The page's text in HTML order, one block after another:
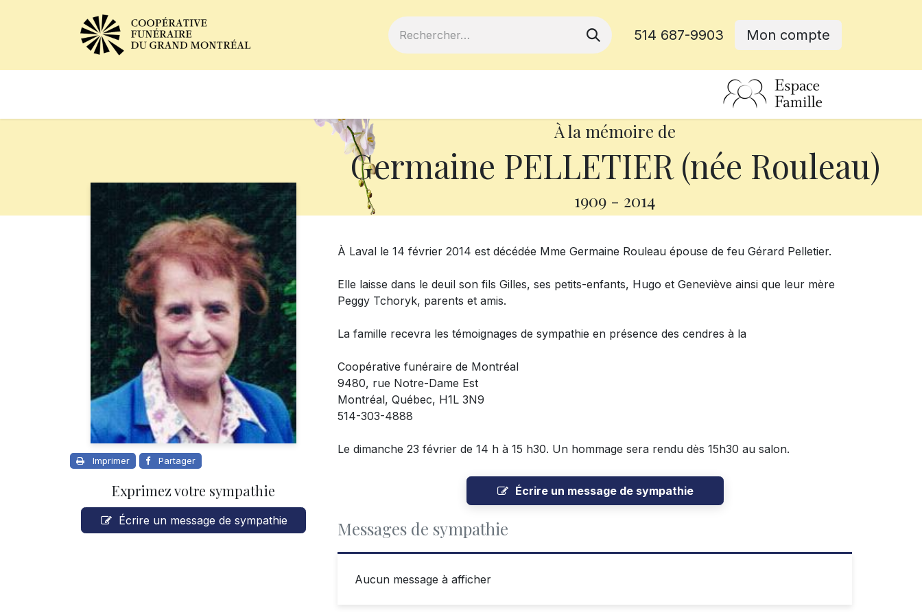
514 687-9903 Mon compte
À la mémoire de
Germaine PELLETIER (née Rouleau)
1909 - 2014
Imprimer Partager
Exprimez votre sympathie
Écrire un message de sympathie
À Laval le 14 février 2014 est décédée Mme Germaine Rouleau épouse de feu Gérard Pelletier.
Elle laisse dans le deuil son fils Gilles, ses petits-enfants, Hugo et Geneviève ainsi que leur mère
Peggy Tchoryk, parents et amis.
La famille recevra les témoignages de sympathie en présence des cendres à la
Coopérative funéraire de Montréal
9480, rue Notre-Dame Est
Montréal, Québec, H1L 3N9
514-303-4888
Le dimanche 23 février de 14 h à 15 h30. Un hommage sera rendu dès 15h30 au salon.
Écrire un message de sympathie
Messages de sympathie
Aucun message à afficher